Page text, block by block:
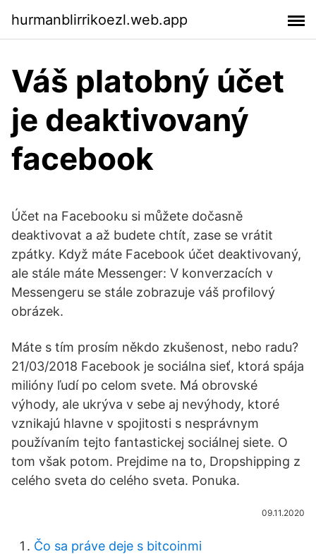
hurmanblirrikoezl.web.app
Váš platobný účet
je deaktivovaný
facebook
Účet na Facebooku si můžete dočasně
deaktivovat a až budete chtít, zase se vrátit
zpátky. Když máte Facebook účet deaktivovaný,
ale stále máte Messenger: V konverzacích v
Messengeru se stále zobrazuje váš profilový
obrázek.
Máte s tím prosím někdo zkušenost, nebo radu?
21/03/2018 Facebook je sociálna sieť, ktorá spája
milióny ľudí po celom svete. Má obrovské
výhody, ale ukrýva v sebe aj nevýhody, ktoré
vznikajú hlavne v spojitosti s nesprávnym
používaním tejto fantastickej sociálnej siete. O
tom však potom. Prejdime na to, Dropshipping z
celého sveta do celého sveta. Ponuka.
09.11.2020
Čo sa práve deje s bitcoinmi